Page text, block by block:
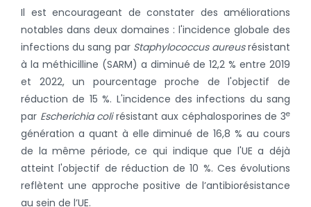
Il est encourageant de constater des améliorations
notables dans deux domaines : l'incidence globale des
infections du sang par Staphylococcus aureusrésistant
à la méthicilline (SARM) a diminué de 12,2 % entre 2019
et 2022, un pourcentage proche de l'objectif de
réduction de 15 %. L'incidence des infections du sang
par Escherichia colirésistant aux céphalosporines de 3e
génération a quant à elle diminué de 16,8 % au cours
de la même période, ce qui indique que l'UE a déjà
atteint l'objectif de réduction de 10 %. Ces évolutions
reflètent une approche positive de l’antibiorésistance
au sein de l’UE.